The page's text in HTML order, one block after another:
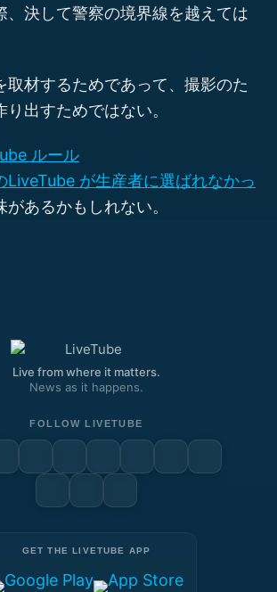
、決して警察の境界線を越えては
取材するためであって、撮影のた
出すためではない。
ルール
LiveTube が生産者に選ばれなかっ
があるかもしれない。
Live from where it matters.
News as it happens.
FOLLOW LIVETUBE
GET THE LIVETUBE APP